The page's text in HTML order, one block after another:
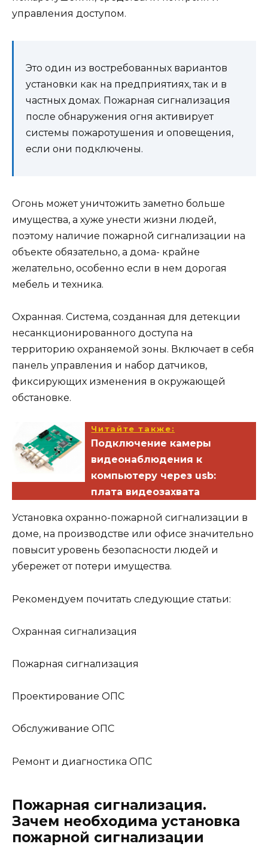
управления доступом.
Это один из востребованных вариантов
установки как на предприятиях, так и в
частных домах. Пожарная сигнализация
после обнаружения огня активирует
системы пожаротушения и оповещения,
если они подключены.
Огонь может уничтожить заметно больше
имущества, а хуже унести жизни людей,
поэтому наличие пожарной сигнализации на
объекте обязательно, а дома- крайне
желательно, особенно если в нем дорогая
мебель и техника.
Охранная. Система, созданная для детекции
несанкционированного доступа на
территорию охраняемой зоны. Включает в себя
панель управления и набор датчиков,
фиксирующих изменения в окружающей
обстановке.
Читайте также:
Подключение камеры
видеонаблюдения к
компьютеру через usb:
плата видеозахвата
Установка охранно-пожарной сигнализации в
доме, на производстве или офисе значительно
повысит уровень безопасности людей и
убережет от потери имущества.
Рекомендуем почитать следующие статьи:
Охранная сигнализация
Пожарная сигнализация
Проектирование ОПС
Обслуживание ОПС
Ремонт и диагностика ОПС
Пожарная сигнализация.
Зачем необходима установка
пожарной сигнализации